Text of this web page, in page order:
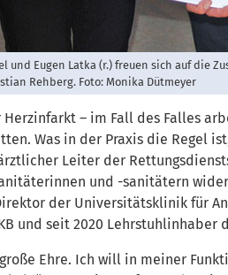
und Eugen Latka (r.) freuen sich auf
Rehberg. Foto: Monika Dütmeyer
Herzinfarkt – im Fall des Falles
Was in der Praxis die Regel
Leiter der
und -sanitätern
der Universitätsklinik für
und seit 2020 Lehrstuhlinhaber
große Ehre. Ich will in meiner